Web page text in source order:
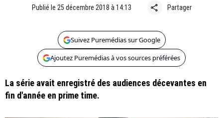
Publié le 25 décembre 2018 à 14:13 share Partager
Suivez Puremédias sur Google
Ajoutez Puremédias à vos sources préférées
La série avait enregistré des audiences décevantes en
fin d'année en prime time.